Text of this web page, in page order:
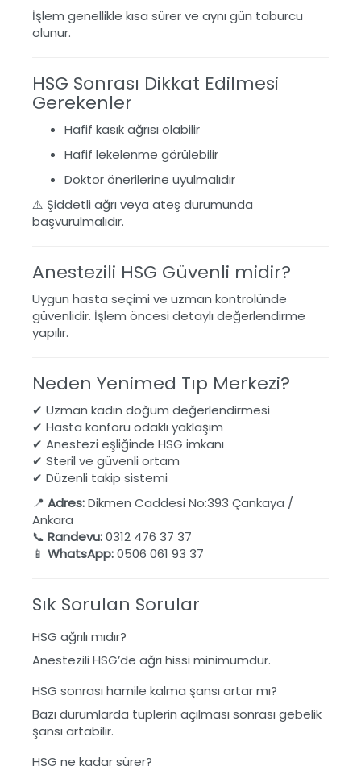
İşlem genellikle kısa sürer ve aynı gün taburcu
olunur.
HSG Sonrası Dikkat Edilmesi
Gerekenler
Hafif kasık ağrısı olabilir
Hafif lekelenme görülebilir
Doktor önerilerine uyulmalıdır
⚠️ Şiddetli ağrı veya ateş durumunda
başvurulmalıdır.
Anestezili HSG Güvenli midir?
Uygun hasta seçimi ve uzman kontrolünde
güvenlidir. İşlem öncesi detaylı değerlendirme
yapılır.
Neden Yenimed Tıp Merkezi?
✔ Uzman kadın doğum değerlendirmesi
✔ Hasta konforu odaklı yaklaşım
✔ Anestezi eşliğinde HSG imkanı
✔ Steril ve güvenli ortam
✔ Düzenli takip sistemi
📍 Adres:Dikmen Caddesi No:393 Çankaya /
Ankara
📞 Randevu:0312 476 37 37
📱 WhatsApp:0506 061 93 37
Sık Sorulan Sorular
HSG ağrılı mıdır?
Anestezili HSG’de ağrı hissi minimumdur.
HSG sonrası hamile kalma şansı artar mı?
Bazı durumlarda tüplerin açılması sonrası gebelik
şansı artabilir.
HSG ne kadar sürer?